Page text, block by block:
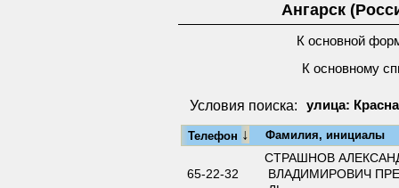
Ангарск
К основной
К основному
Условия поиска: улица:
Телефон ↓ Фамилия, инициалы
65-22-32
СТРАШНОВ
ВЛАДИМИРОВИЧ